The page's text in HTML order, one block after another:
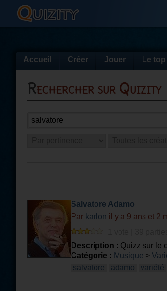
Accueil Créer Jouer Le top
Rechercher sur Quizity
Salvatore Adamo
Par karlon il y a 9 ans et 2
Description : Quizz sur le
Catégorie : Musique >
salvatore
adamo variété